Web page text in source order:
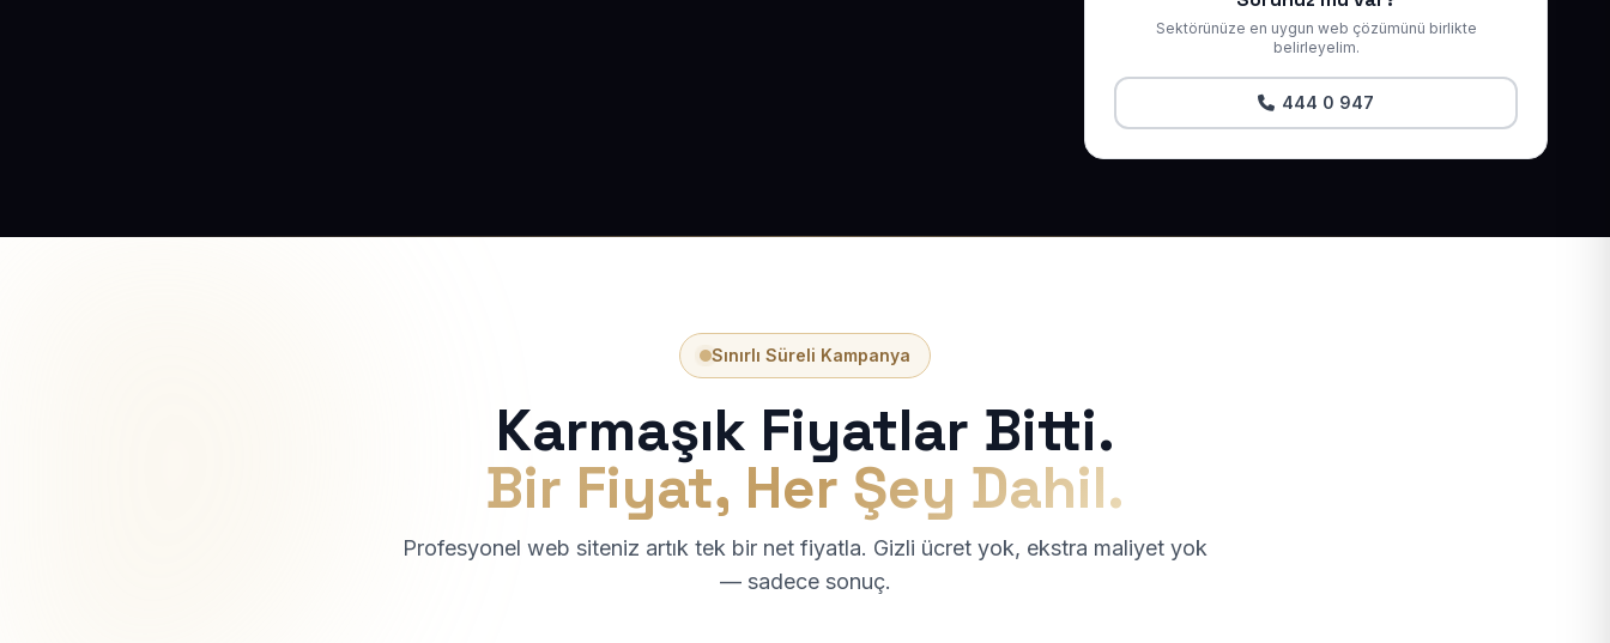
Sektörünüze en uygun web çözümünü birlikte
belirleyelim.
444 0 947
Sınırlı Süreli Kampanya
Karmaşık Fiyatlar Bitti.
Bir Fiyat, Her Şey Dahil.
Profesyonel web siteniz artık tek bir net fiyatla. Gizli ücret yok, ekstra maliyet yok
— sadece sonuç.